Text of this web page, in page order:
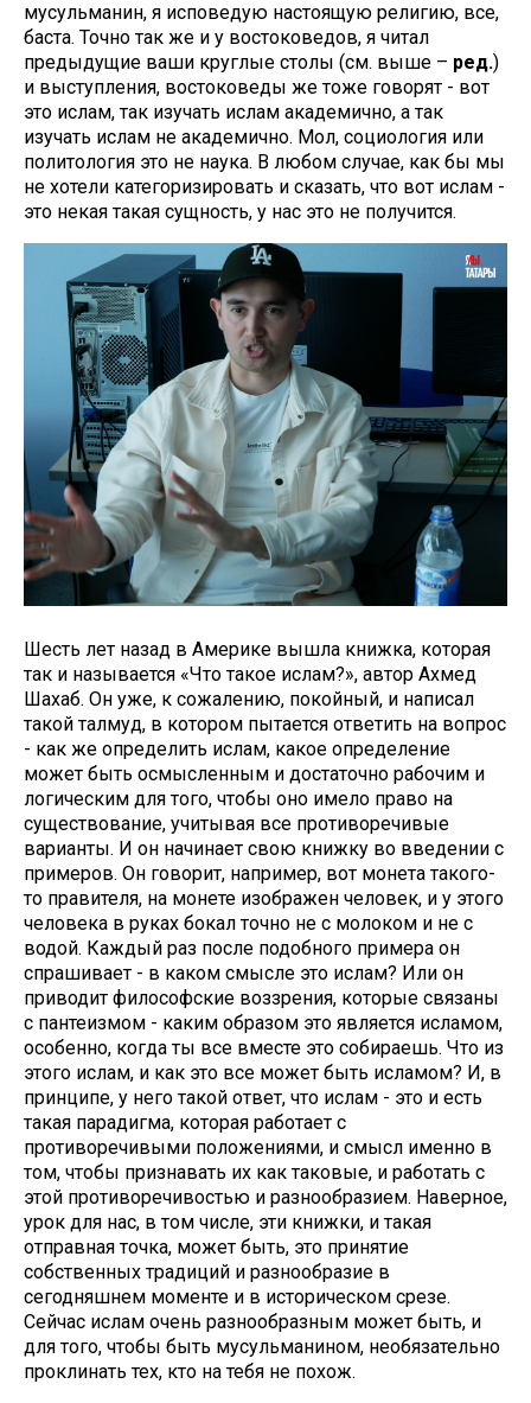
мусульманин, я исповедую настоящую религию, все,
баста. Точно так же и у востоковедов, я читал
предыдущие ваши круглые столы (см. выше – ред.)
и выступления, востоковеды же тоже говорят - вот
это ислам, так изучать ислам академично, а так
изучать ислам не академично. Мол, социология или
политология это не наука. В любом случае, как бы мы
не хотели категоризировать и сказать, что вот ислам -
это некая такая сущность, у нас это не получится.
Шесть лет назад в Америке вышла книжка, которая
так и называется «Что такое ислам?», автор Ахмед
Шахаб. Он уже, к сожалению, покойный, и написал
такой талмуд, в котором пытается ответить на вопрос
- как же определить ислам, какое определение
может быть осмысленным и достаточно рабочим и
логическим для того, чтобы оно имело право на
существование, учитывая все противоречивые
варианты. И он начинает свою книжку во введении с
примеров. Он говорит, например, вот монета такого-
то правителя, на монете изображен человек, и у этого
человека в руках бокал точно не с молоком и не с
водой. Каждый раз после подобного примера он
спрашивает - в каком смысле это ислам? Или он
приводит философские воззрения, которые связаны
с пантеизмом - каким образом это является исламом,
особенно, когда ты все вместе это собираешь. Что из
этого ислам, и как это все может быть исламом? И, в
принципе, у него такой ответ, что ислам - это и есть
такая парадигма, которая работает с
противоречивыми положениями, и смысл именно в
том, чтобы признавать их как таковые, и работать с
этой противоречивостью и разнообразием. Наверное,
урок для нас, в том числе, эти книжки, и такая
отправная точка, может быть, это принятие
собственных традиций и разнообразие в
сегодняшнем моменте и в историческом срезе.
Сейчас ислам очень разнообразным может быть, и
для того, чтобы быть мусульманином, необязательно
проклинать тех, кто на тебя не похож.